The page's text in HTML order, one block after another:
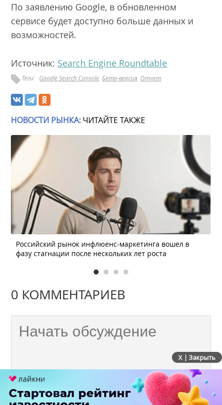
По заявлению Google, в обновленном
сервисе будет доступно больше данных и
возможностей.
Источник: Search Engine Roundtable
Теги: Google Search Console Бета-версия Отчет
НОВОСТИ РЫНКА: ЧИТАЙТЕ ТАКЖЕ
Российский рынок инфлюенс-маркетинга вошел в
фазу стагнации после нескольких лет роста
0 КОММЕНТАРИЕВ
X | Закрыть